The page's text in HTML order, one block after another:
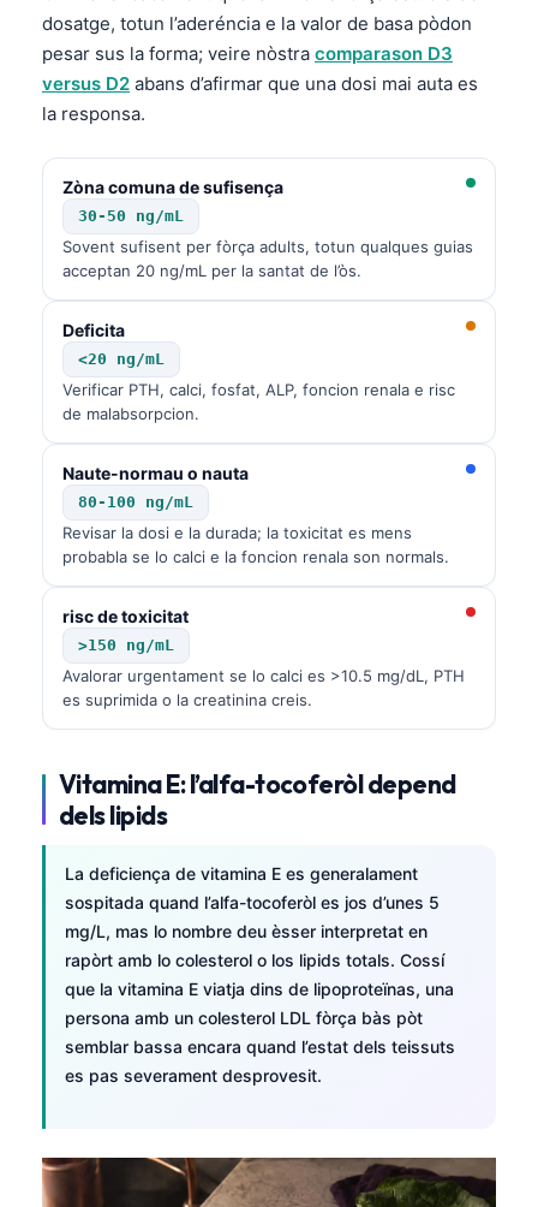
dosatge, totun l’aderéncia e la valor de basa pòdon
pesar sus la forma; veire nòstra comparason D3
versus D2 abans d’afirmar que una dosi mai auta es
la responsa.
Zòna comuna de sufisença
30-50 ng/mL
Sovent sufisent per fòrça adults, totun qualques guias
acceptan 20 ng/mL per la santat de l’òs.
Deficita
<20 ng/mL
Verificar PTH, calci, fosfat, ALP, foncion renala e risc
de malabsorpcion.
Naute-normau o nauta
80-100 ng/mL
Revisar la dosi e la durada; la toxicitat es mens
probabla se lo calci e la foncion renala son normals.
risc de toxicitat
>150 ng/mL
Avalorar urgentament se lo calci es >10.5 mg/dL, PTH
es suprimida o la creatinina creis.
Vitamina E: l’alfa-tocoferòl depend
dels lipids
La deficiença de vitamina E es generalament
sospitada quand l’alfa-tocoferòl es jos d’unes 5
mg/L, mas lo nombre deu èsser interpretat en
rapòrt amb lo colesterol o los lipids totals. Cossí
que la vitamina E viatja dins de lipoproteïnas, una
persona amb un colesterol LDL fòrça bàs pòt
semblar bassa encara quand l’estat dels teissuts
es pas severament desprovesit.
Беларуская мова
Norsk bokmål